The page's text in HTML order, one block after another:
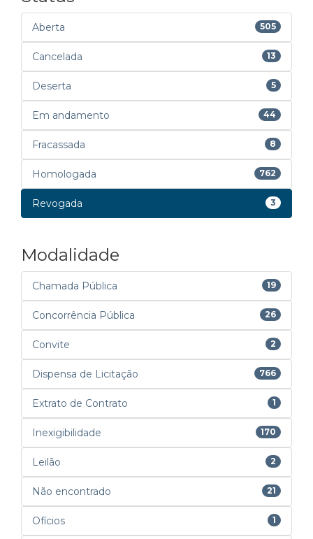
Aberta 505
Cancelada 13
Deserta 5
Em andamento 44
Fracassada 8
Homologada 762
Revogada 3
Modalidade
Chamada Pública 19
Concorrência Pública 26
Convite 2
Dispensa de Licitação 766
Extrato de Contrato 1
Inexigibilidade 170
Leilão 2
Não encontrado 21
Ofícios 1